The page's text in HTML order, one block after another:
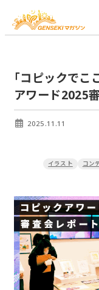
｢コピックでこ
アワード2025
2025.11.11
イラスト コン